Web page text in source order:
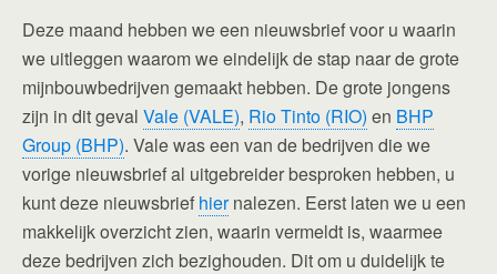
Deze maand hebben we een nieuwsbrief voor u waarin
we uitleggen waarom we eindelijk de stap naar de grote
mijnbouwbedrijven gemaakt hebben. De grote jongens
zijn in dit geval Vale (VALE), Rio Tinto (RIO) en BHP
Group (BHP). Vale was een van de bedrijven die we
vorige nieuwsbrief al uitgebreider besproken hebben, u
kunt deze nieuwsbrief hiernalezen. Eerst laten we u een
makkelijk overzicht zien, waarin vermeldt is, waarmee
deze bedrijven zich bezighouden. Dit om u duidelijk te